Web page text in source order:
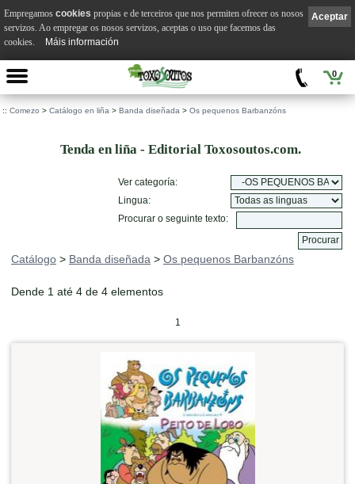
0
:: Comezo > Catálogo en liña > Banda diseñada > Os pequenos Barbanzóns
Tenda en liña - Editorial Toxosoutos.com.
Ver categoría:
Lingua:
Procurar o seguinte texto:
Catálogo > Banda diseñada > Os pequenos Barbanzóns
Dende 1 até 4 de 4 elementos
1
Aceptar
Empregamos cookies propias e de terceiros que nos permiten ofrecer os nosos
servizos. Ao empregar os nosos servizos, aceptas o uso que facemos das
cookies.
Máis información